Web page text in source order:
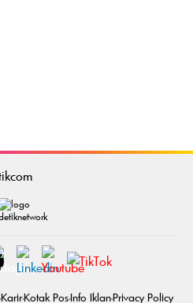
KarirKotak PosInfo IklanPrivacy Policy